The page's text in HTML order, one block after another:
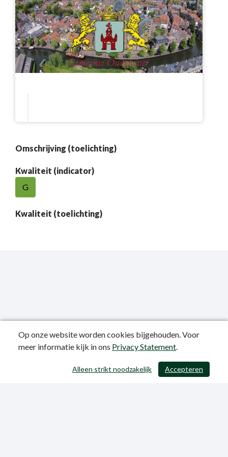
Omschrijving (toelichting)
Kwaliteit (indicator)
G
Kwaliteit (toelichting)
/ 403
Publicatiedatum: 12-06-2023
Op onze website worden cookies bijgehouden. Voor
meer informatie kijk in ons Privacy Statement.
Accepteren
Alleen strikt noodzakelijk